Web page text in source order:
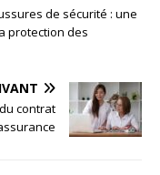
de sécurité : une
protection des
contrat